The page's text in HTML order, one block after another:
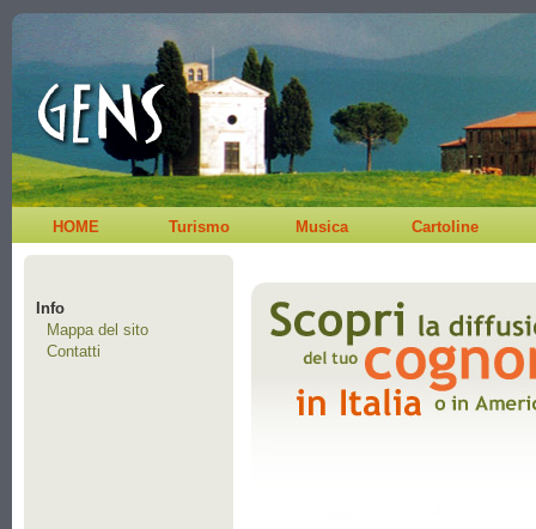
HOME Turismo Musica Cartoline
Info
Mappa del sito
Contatti